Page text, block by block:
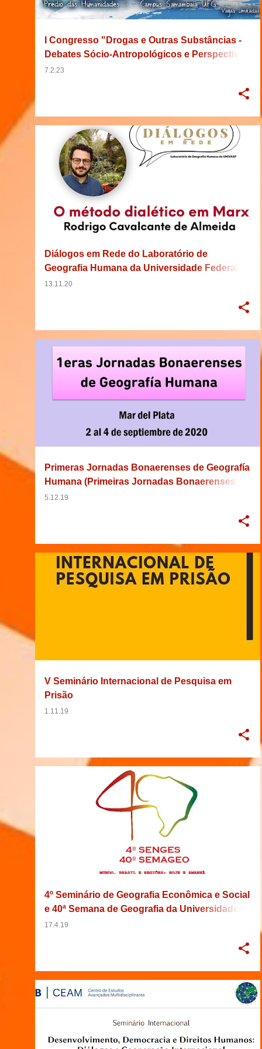
g
I Congresso "Drogas e Outras Substâncias -
Debates Sócio-Antropológicos e Perspectivas
Etnográficas"
7.2.23
Diálogos em Rede do Laboratório de
Geografia Humana da Universidade Federal
do Vale do São Francisco
13.11.20
2020 BRASIL DIÁLOGO EVENTO +
Primeras Jornadas Bonaerenses de Geografía
Humana (Primeiras Jornadas Bonaerenses de
Geografia Humana)
5.12.19
15/04/2020 2020 ARGENTINA BUENOS AIRES +5
V Seminário Internacional de Pesquisa em
Prisão
1.11.19
01/11/2019 2019 ANTROPOLOGIA BRASIL
4º Seminário de Geografia Econômica e Social
e 40ª Semana de Geografia da Universidade
Federal de Santa Catarina
17.4.19
30/04/2019 BRASIL EVENTO
+6